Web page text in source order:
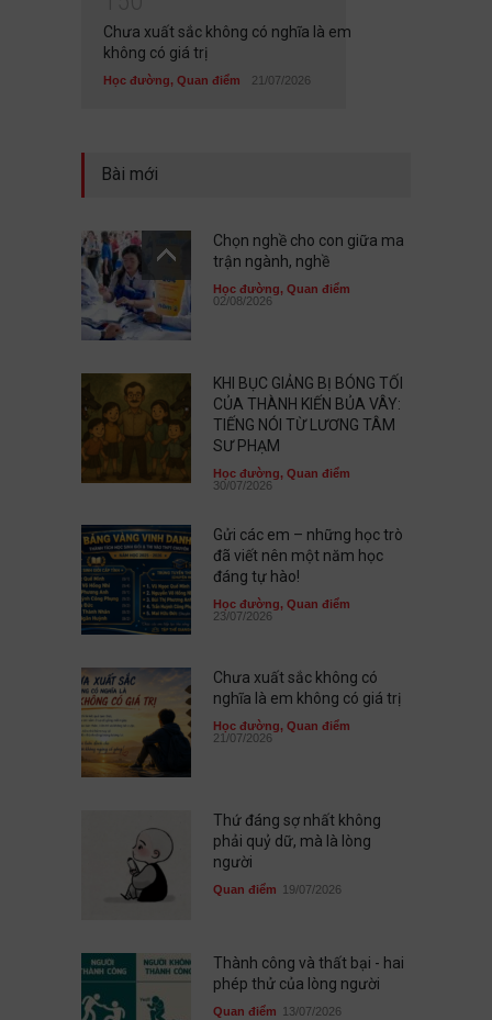
Chưa xuất sắc không có nghĩa là em
không có giá trị
Học đường, Quan điểm 21/07/2026
Bài mới
Chọn nghề cho con giữa ma
trận ngành, nghề
Học đường, Quan điểm
02/08/2026
KHI BỤC GIẢNG BỊ BÓNG TỐI
CỦA THÀNH KIẾN BỦA VÂY:
TIẾNG NÓI TỪ LƯƠNG TÂM
SƯ PHẠM
Học đường, Quan điểm
30/07/2026
Gửi các em – những học trò
đã viết nên một năm học
đáng tự hào!
Học đường, Quan điểm
23/07/2026
Chưa xuất sắc không có
nghĩa là em không có giá trị
Học đường, Quan điểm
21/07/2026
Thứ đáng sợ nhất không
phải quỷ dữ, mà là lòng
người
Quan điểm 19/07/2026
Thành công và thất bại - hai
phép thử của lòng người
Quan điểm 13/07/2026